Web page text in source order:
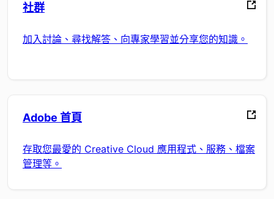
社群
加入討論、尋找解答、向專家學習並分享您的知識。
Adobe 首頁
存取您最愛的 Creative Cloud 應用程式、服務、檔案
管理等。